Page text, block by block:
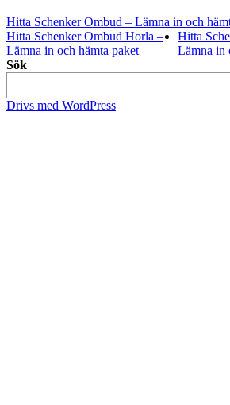
Hitta Schenker Ombud – Lämna in och
Hitta Schenker Ombud Horla –
Lämna in och hämta paket
Hitta
Lämna in
Sök
Drivs med WordPress